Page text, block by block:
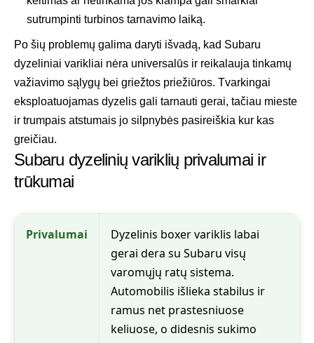
sutrumpinti turbinos tarnavimo laiką.
Po šių problemų galima daryti išvadą, kad Subaru
dyzeliniai varikliai nėra universalūs ir reikalauja tinkamų
važiavimo sąlygų bei griežtos priežiūros. Tvarkingai
eksploatuojamas dyzelis gali tarnauti gerai, tačiau mieste
ir trumpais atstumais jo silpnybės pasireiškia kur kas
greičiau.
Subaru dyzelinių variklių privalumai ir
trūkumai
Privalumai
Dyzelinis boxer variklis labai
gerai dera su Subaru visų
varomųjų ratų sistema.
Automobilis išlieka stabilus ir
ramus net prastesniuose
keliuose, o didesnis sukimo